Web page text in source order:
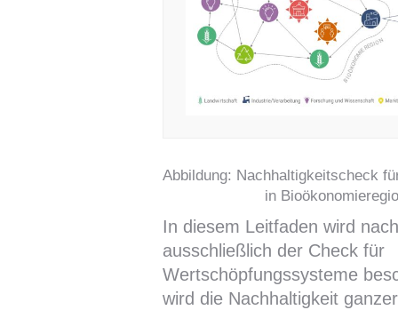
Abbildung: Nachhaltigkeitscheck
in
In diesem Leitfaden wird
ausschließlich der Check für
Wertschöpfungssysteme
wird die Nachhaltigkeit